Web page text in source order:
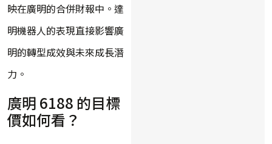
映在廣明的合併財報中。達
明機器人的表現直接影響廣
明的轉型成效與未來成長潛
力。
廣明 6188 的目標
價如何看？